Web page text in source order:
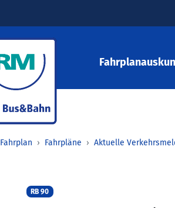
Fahrplan Fahrpläne Aktuelle
RB 90